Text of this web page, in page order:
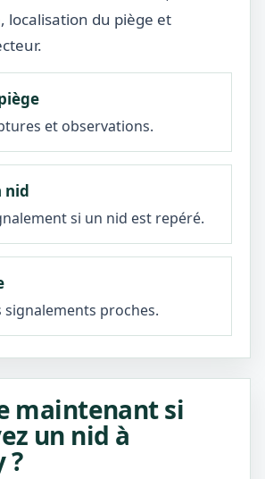
localisation du piège et
et observations.
nid
si un nid est repéré.
signalements proches.
maintenant si
un nid à
?